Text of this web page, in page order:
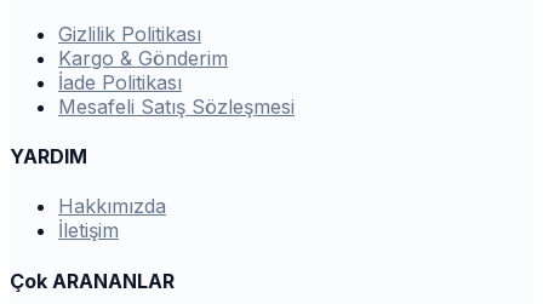
Gizlilik Politikası
Kargo & Gönderim
İade Politikası
Mesafeli Satış Sözleşmesi
YARDIM
Hakkımızda
İletişim
Çok ARANANLAR